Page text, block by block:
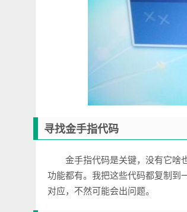
寻找金手指代码
金手指代码是关键，没有它啥
功能都有。我把这些代码都复制到
对应，不然可能会出问题。